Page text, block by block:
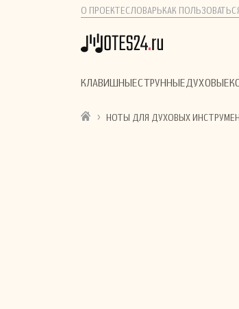
О ПРОЕКТЕСЛОВАРЬ КАК
КЛАВИШНЫЕСТРУННЫЕДУХОВЫЕ
› НОТЫ ДЛЯ ДУХОВЫХ